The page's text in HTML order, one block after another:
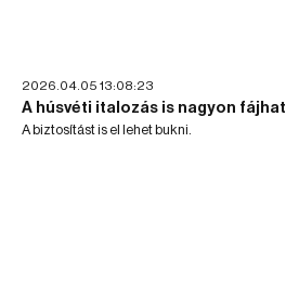
2026.04.05 13:08:23
A húsvéti italozás is nagyon fájhat
A biztosítást is el lehet bukni.